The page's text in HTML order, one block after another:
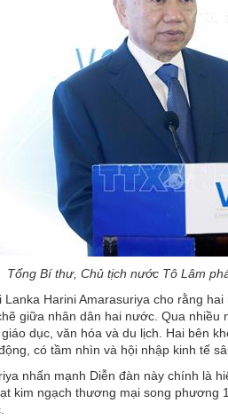
Tổng Bí thư, Chủ tịch nước Tô Lâm
Harini Amarasuriya cho rằng
giữa nhân dân hai nước. Qua
dục, văn hóa và du lịch. Hai bên
có tầm nhìn và hội nhập kinh tế
nhấn mạnh Diễn đàn này chính là
kim ngạch thương mại song phương